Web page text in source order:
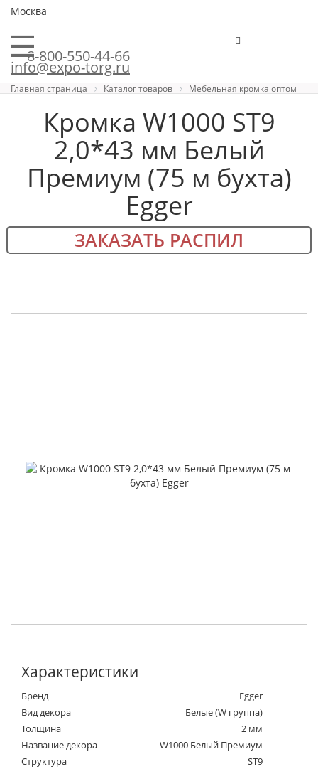
Москва
8-800-550-44-66
info@expo-torg.ru
Главная страница Каталог товаров Мебельная кромка оптом
Кромка W1000 ST9
2,0*43 мм Белый
Премиум (75 м бухта)
Egger
ЗАКАЗАТЬ РАСПИЛ
Характеристики
Бренд
Egger
Вид декора
Белые (W группа)
Толщина
2 мм
Название декора
W1000 Белый Премиум
Структура
ST9